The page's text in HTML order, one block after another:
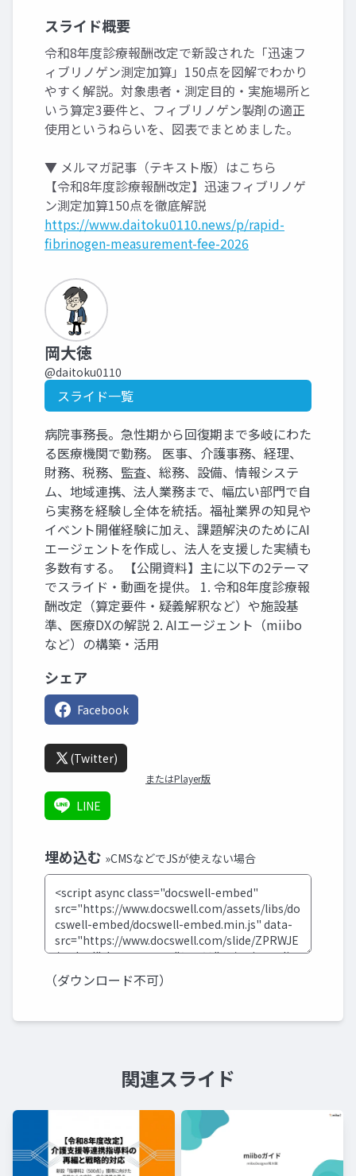
スライド概要
令和8年度診療報酬改定で新設された「迅速フ
ィブリノゲン測定加算」150点を図解でわかり
やすく解説。対象患者・測定目的・実施場所と
いう算定3要件と、フィブリノゲン製剤の適正
使用というねらいを、図表でまとめました。
▼ メルマガ記事（テキスト版）はこちら
【令和8年度診療報酬改定】迅速フィブリノゲ
ン測定加算150点を徹底解説
https://www.daitoku0110.news/p/rapid-
fibrinogen-measurement-fee-2026
岡大徳
@daitoku0110
スライド一覧
病院事務長。急性期から回復期まで多岐にわた
る医療機関で勤務。 医事、介護事務、経理、
財務、税務、監査、総務、設備、情報システ
ム、地域連携、法人業務まで、幅広い部門で自
ら実務を経験し全体を統括。福祉業界の知見や
イベント開催経験に加え、課題解決のためにAI
エージェントを作成し、法人を支援した実績も
多数有する。 【公開資料】主に以下の2テーマ
でスライド・動画を提供。 1. 令和8年度診療報
酬改定（算定要件・疑義解釈など）や施設基
準、医療DXの解説 2. AIエージェント（miibo
など）の構築・活用
シェア
Facebook
(Twitter)
またはPlayer版
LINE
埋め込む »CMSなどでJSが使えない場合
（ダウンロード不可）
関連スライド